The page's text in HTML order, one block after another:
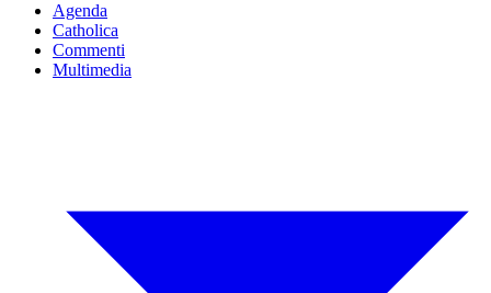
Agenda
Catholica
Commenti
Multimedia